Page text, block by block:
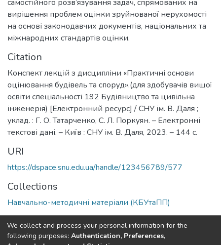
самостійного розв’язування задач, спрямованих на
вирішення проблем оцінки зруйнованої нерухомості
на основі законодавчих документів, національних та
міжнародних стандартів оцінки.
Citation
Конспект лекцій з дисципліни «Практичні основи
оцінювання будівель та споруд».(для здобувачів вищої
освіти спеціальності 192 Будівництво та цивільна
інженерія) [Електронний ресурс] / СНУ ім. В. Даля ;
уклад. : Г. О. Татарченко, С. Л. Поркуян. – Електронні
текстові дані. – Київ : СНУ ім. В. Даля, 2023. – 144 с.
URI
https://dspace.snu.edu.ua/handle/123456789/577
Collections
Навчально-методичні матеріали (КБУтаПП)
Full item page
We collect and process your personal information for the
following purposes: Authentication, Preferences,